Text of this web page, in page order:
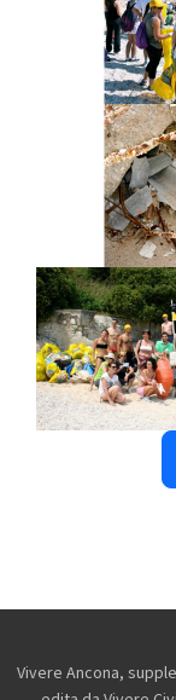
Vivere Ancona,